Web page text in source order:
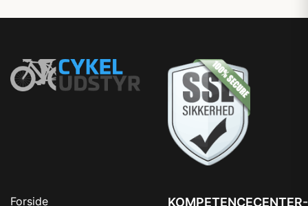
Forside
KOMPETENCECENTER-